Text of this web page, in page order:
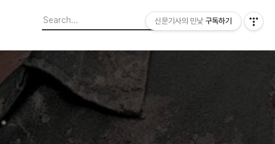
신문기사의 민낯 구독하기